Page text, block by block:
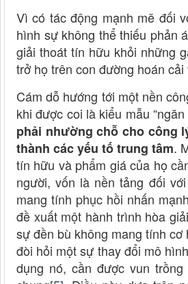
Vì có tác động mạnh mẽ đối
hình sự không thể thiếu phản
giải thoát tín hữu khỏi những
trở họ trên con đường hoán
Cám dỗ hướng tới một nền
khi được coi là kiểu mẫu
phải nhường chỗ cho công
thành các yếu tố trung tâm.
tín hữu và phẩm giá của họ
người, vốn là nền tảng đối
mang tính phục hồi nhấn
đề xuất một hành trình hòa
sự đền bù không mang tính
đòi hỏi một sự thay đổi mô
dụng nó, cần được vun